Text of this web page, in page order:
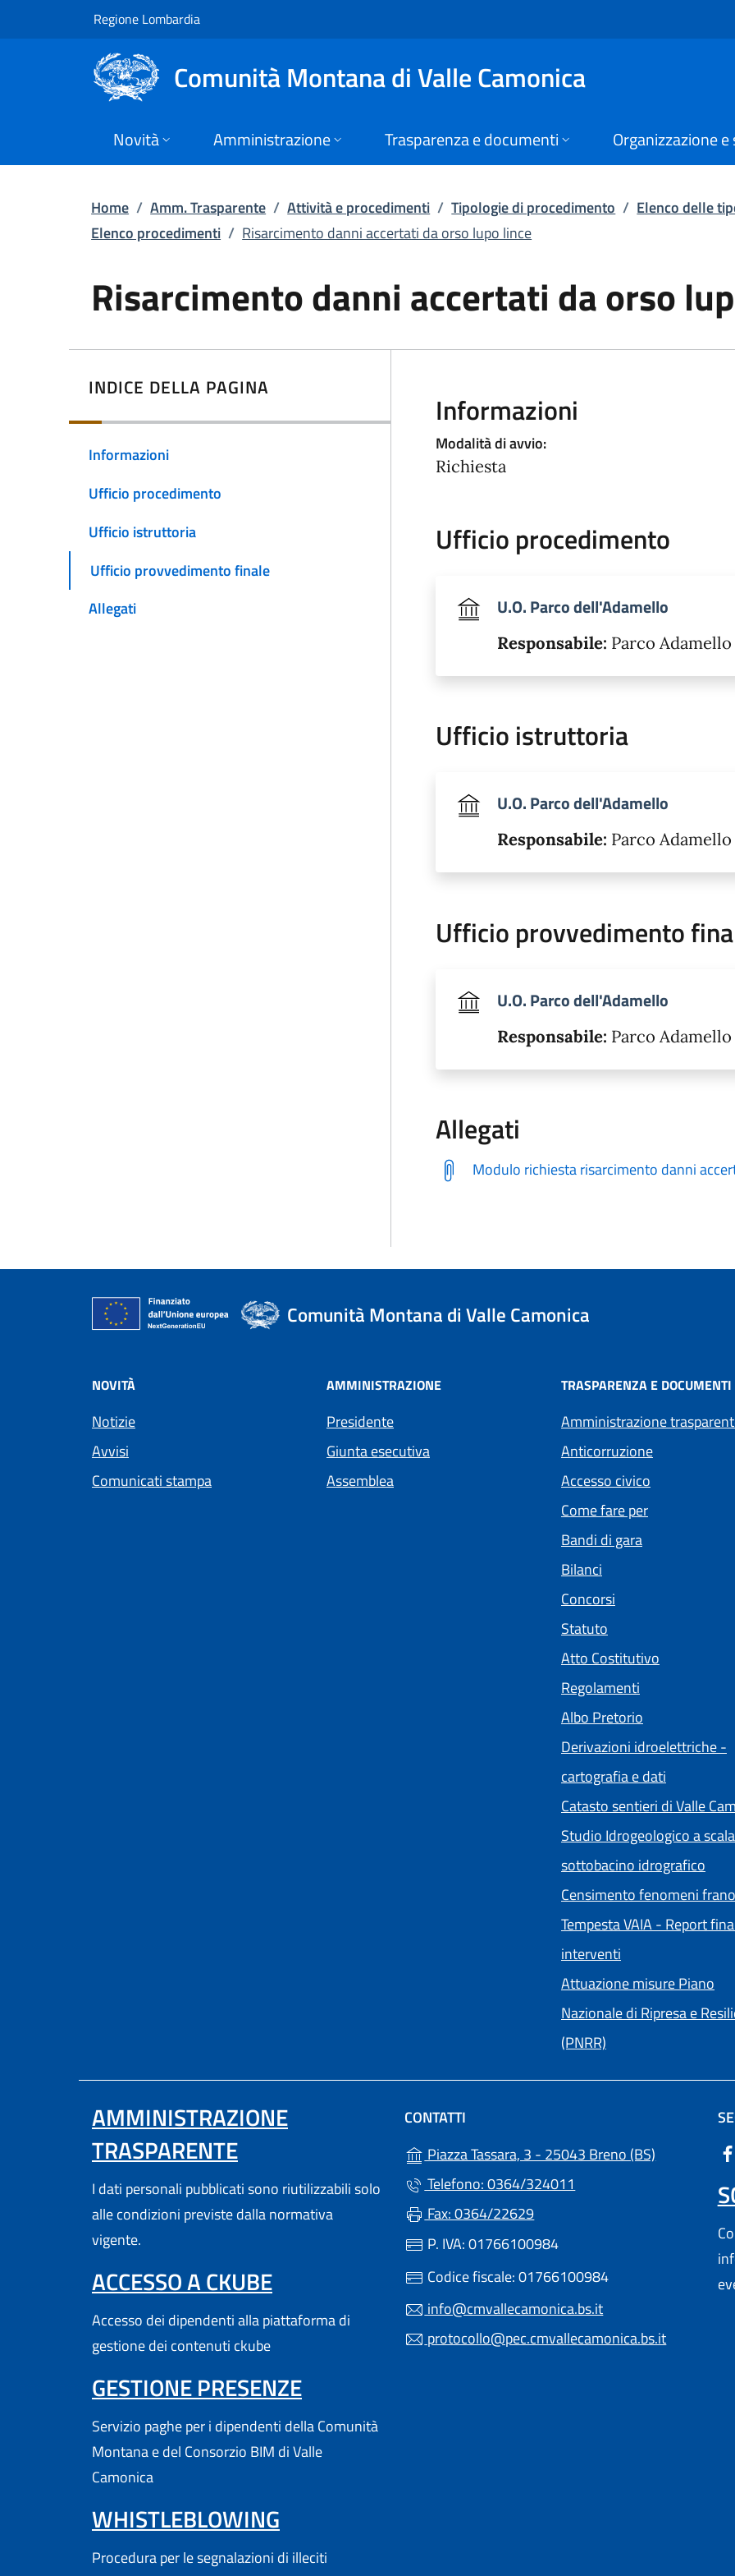
Vai al contenuto principale
Risarcimento danni accertati da orso
Regione Lombardia(apre in un'altra scheda).
Comunità Montana di Valle Camonica
Novità Amministrazione Trasparenza e documenti Organizzazione
Home / Amm. Trasparente / Attività e procedimenti / Tipologie di procedimento / Elenco delle
Elenco procedimenti / Risarcimento danni accertati da orso lupo lince
Risarcimento danni accertati da orso
INDICE DELLA PAGINA
Informazioni
Ufficio procedimento
Ufficio istruttoria
Ufficio provvedimento finale
Allegati
Informazioni
Modalità di avvio:
Richiesta
Ufficio procedimento
U.O. Parco dell'Adamello
Responsabile: Parco Adamello
Ufficio istruttoria
U.O. Parco dell'Adamello
Responsabile: Parco Adamello
Ufficio provvedimento
U.O. Parco dell'Adamello
Responsabile: Parco Adamello
Allegati
Modulo richiesta risarcimento danni
Comunità Montana di Valle Camonica
NOVITÀ
Notizie
Avvisi
Comunicati stampa
AMMINISTRAZIONE
Presidente
Giunta esecutiva
Assemblea
TRASPARENZA E DOCUMENTI
Amministrazione
Anticorruzione
Accesso civico
Come fare per
Bandi di gara
Bilanci
Concorsi
Statuto
Atto Costitutivo
Regolamenti
Albo Pretorio
Derivazioni idroelettriche -
cartografia e dati
Catasto sentieri di Valle
Studio Idrogeologico a
sottobacino idrografico
Censimento fenomeni
Tempesta VAIA - Report
interventi
Attuazione misure Piano
Nazionale di Ripresa e
(PNRR)
AMMINISTRAZIONE
TRASPARENTE
I dati personali pubblicati sono riutilizzabili solo
alle condizioni previste dalla normativa
vigente.
ACCESSO A CKUBE(APRE IN UN'ALTRA SCHEDA).
Accesso dei dipendenti alla piattaforma di
gestione dei contenuti ckube
GESTIONE PRESENZE(APRE IN UN'ALTRA SCHEDA).
Servizio paghe per i dipendenti della Comunità
Montana e del Consorzio BIM di Valle
Camonica
WHISTLEBLOWING
Procedura per le segnalazioni di illeciti
CONTATTI
Piazza Tassara, 3 - 25043 Breno (BS) (apre in
Telefono: 0364/324011
Fax: 0364/22629
P. IVA: 01766100984
Codice fiscale: 01766100984
info@cmvallecamonica.bs.it
protocollo@pec.cmvallecamonica.bs.it